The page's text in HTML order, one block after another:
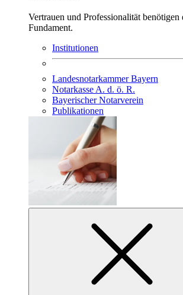
Vertrauen und Professionalität benötigen
Fundament.
Institutionen
Landesnotarkammer Bayern
Notarkasse A. d. ö. R.
Bayerischer Notarverein
Publikationen